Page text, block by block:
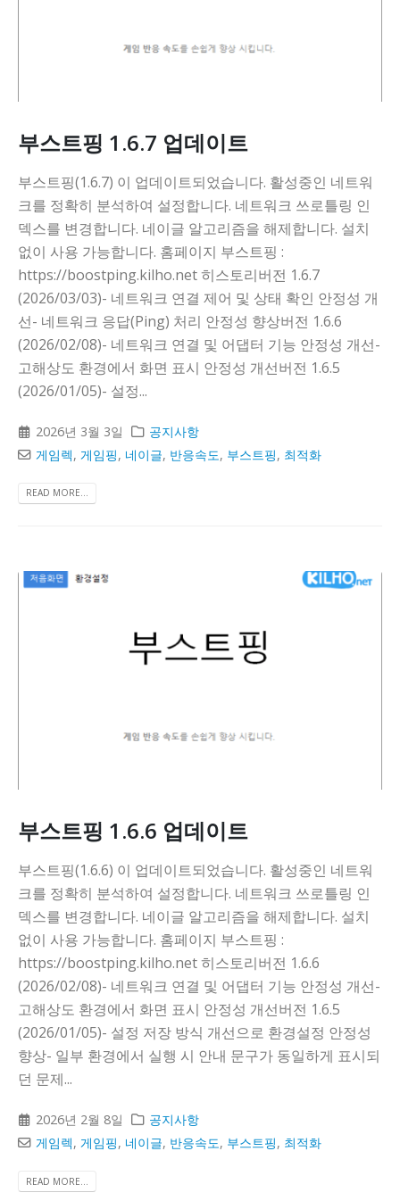
부스트핑 1.6.7 업데이트
부스트핑(1.6.7) 이 업데이트되었습니다. 활성중인 네트워
크를 정확히 분석하여 설정합니다. 네트워크 쓰로틀링 인
덱스를 변경합니다. 네이글 알고리즘을 해제합니다. 설치
없이 사용 가능합니다. 홈페이지 부스트핑 :
https://boostping.kilho.net 히스토리버전 1.6.7
(2026/03/03)- 네트워크 연결 제어 및 상태 확인 안정성 개
선- 네트워크 응답(Ping) 처리 안정성 향상버전 1.6.6
(2026/02/08)- 네트워크 연결 및 어댑터 기능 안정성 개선-
고해상도 환경에서 화면 표시 안정성 개선버전 1.6.5
(2026/01/05)- 설정...
2026년 3월 3일
공지사항
게임렉, 게임핑, 네이글, 반응속도, 부스트핑, 최적화
READ MORE...
부스트핑 1.6.6 업데이트
부스트핑(1.6.6) 이 업데이트되었습니다. 활성중인 네트워
크를 정확히 분석하여 설정합니다. 네트워크 쓰로틀링 인
덱스를 변경합니다. 네이글 알고리즘을 해제합니다. 설치
없이 사용 가능합니다. 홈페이지 부스트핑 :
https://boostping.kilho.net 히스토리버전 1.6.6
(2026/02/08)- 네트워크 연결 및 어댑터 기능 안정성 개선-
고해상도 환경에서 화면 표시 안정성 개선버전 1.6.5
(2026/01/05)- 설정 저장 방식 개선으로 환경설정 안정성
향상- 일부 환경에서 실행 시 안내 문구가 동일하게 표시되
던 문제...
2026년 2월 8일
공지사항
게임렉,게임핑, 네이글, 반응속도, 부스트핑, 최적화
READ MORE...